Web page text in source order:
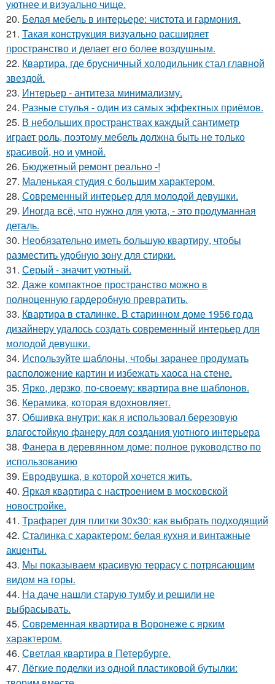
уютнее и визуально чище.
20. Белая мебель в интерьере: чистота и гармония.
21. Такая конструкция визуально расширяет
пространство и делает его более воздушным.
22. Квартира, где брусничный холодильник стал главной
звездой.
23. Интерьер - антитеза минимализму.
24. Разные стулья - один из самых эффектных приёмов.
25. В небольших пространствах каждый сантиметр
играет роль, поэтому мебель должна быть не только
красивой, но и умной.
26. Бюджетный ремонт реально -!
27. Маленькая студия с большим характером.
28. Современный интерьер для молодой девушки.
29. Иногда всё, что нужно для уюта, - это продуманная
деталь.
30. Необязательно иметь большую квартиру, чтобы
разместить удобную зону для стирки.
31. Серый - значит уютный.
32. Даже компактное пространство можно в
полноценную гардеробную превратить.
33. Квартира в сталинке. В старинном доме 1956 года
дизайнеру удалось создать современный интерьер для
молодой девушки.
34. Используйте шаблоны, чтобы заранее продумать
расположение картин и избежать хаоса на стене.
35. Ярко, дерзко, по-своему: квартира вне шаблонов.
36. Керамика, которая вдохновляет.
37. Обшивка внутри: как я использовал березовую
влагостойкую фанеру для создания уютного интерьера
38. Фанера в деревянном доме: полное руководство по
использованию
39. Евродвушка, в которой хочется жить.
40. Яркая квартира с настроением в московской
новостройке.
41. Трафарет для плитки 30х30: как выбрать подходящий
42. Сталинка с характером: белая кухня и винтажные
акценты.
43. Мы показываем красивую террасу с потрясающим
видом на горы.
44. На даче нашли старую тумбу и решили не
выбрасывать.
45. Современная квартира в Воронеже с ярким
характером.
46. Светлая квартира в Петербурге.
47. Лёгкие поделки из одной пластиковой бутылки: